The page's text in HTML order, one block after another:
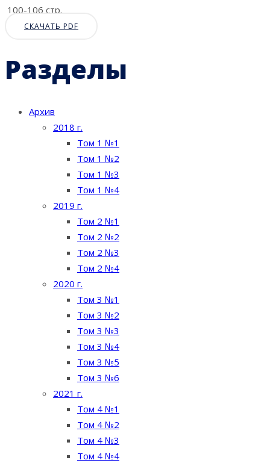
100-106 стр.
СКАЧАТЬ PDF
Разделы
Архив
2018 г.
Том 1 №1
Том 1 №2
Том 1 №3
Том 1 №4
2019 г.
Том 2 №1
Том 2 №2
Том 2 №3
Том 2 №4
2020 г.
Том 3 №1
Том 3 №2
Том 3 №3
Том 3 №4
Том 3 №5
Том 3 №6
2021 г.
Том 4 №1
Том 4 №2
Том 4 №3
Том 4 №4